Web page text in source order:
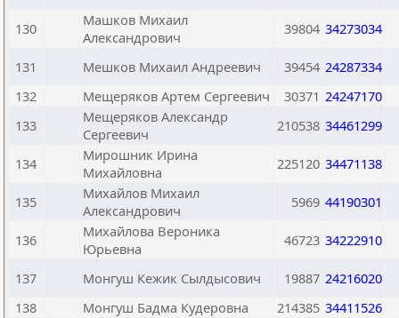
130
Машков Михаил
Александрович
39804 34273034
131 Мешков Михаил Андреевич 39454 24287334
132
Мещеряков Артем Сергеевич 30371 24247170
133
Мещеряков Александр
Сергеевич
210538 34461299
134
Мирошник Ирина
Михайловна
225120 34471138
135
Михайлов Михаил
Александрович
5969 44190301
136
Михайлова Вероника
Юрьевна
46723 34222910
137 Монгуш Кежик Сылдысович 19887 24216020
138
Монгуш Бадма Кудеровна 214385 34411526